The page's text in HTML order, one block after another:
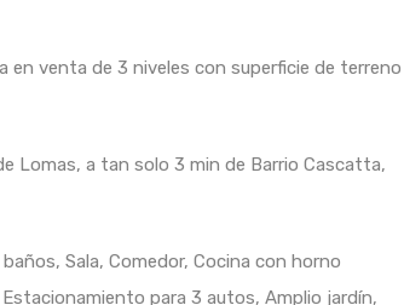
en venta de 3 niveles con superficie de terreno
Lomas, a tan solo 3 min de Barrio Cascatta,
Sala, Comedor, Cocina con horno
para 3 autos, Amplio jardín,